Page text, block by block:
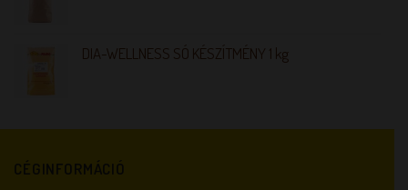
DIA-WELLNESS SÓ KÉSZÍTMÉNY 1 kg
CÉGINFORMÁCIÓ